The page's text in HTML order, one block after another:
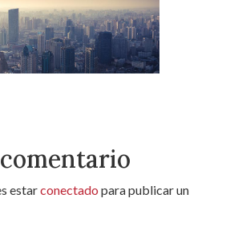
estarconectado para publicar un